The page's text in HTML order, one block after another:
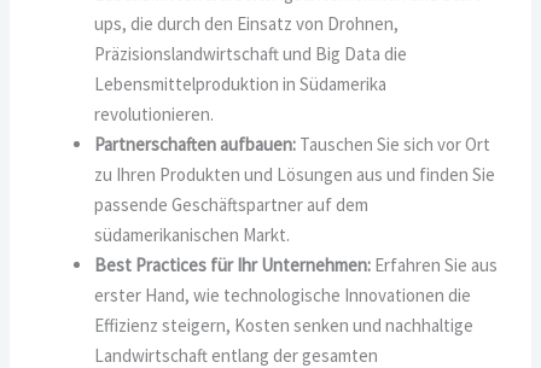
ups, die durch den Einsatz von Drohnen,
Präzisionslandwirtschaft und Big Data die
Lebensmittelproduktion in Südamerika
revolutionieren.
Partnerschaften aufbauen: Tauschen Sie sich vor Ort
zu Ihren Produkten und Lösungen aus und finden Sie
passende Geschäftspartner auf dem
südamerikanischen Markt.
Best Practices für Ihr Unternehmen: Erfahren Sie aus
erster Hand, wie technologische Innovationen die
Effizienz steigern, Kosten senken und nachhaltige
Landwirtschaft entlang der gesamten